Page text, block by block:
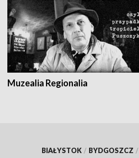
Muzealia Regionalia
BIAŁYSTOK / BYDGOSZCZ /